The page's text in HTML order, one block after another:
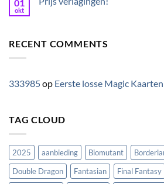
01
okt
RECENT COMMENTS
333985op Eerste losse Magic
TAG CLOUD
2025 aanbieding Biomutant
Double Dragon
Fantasian Final Fantasy